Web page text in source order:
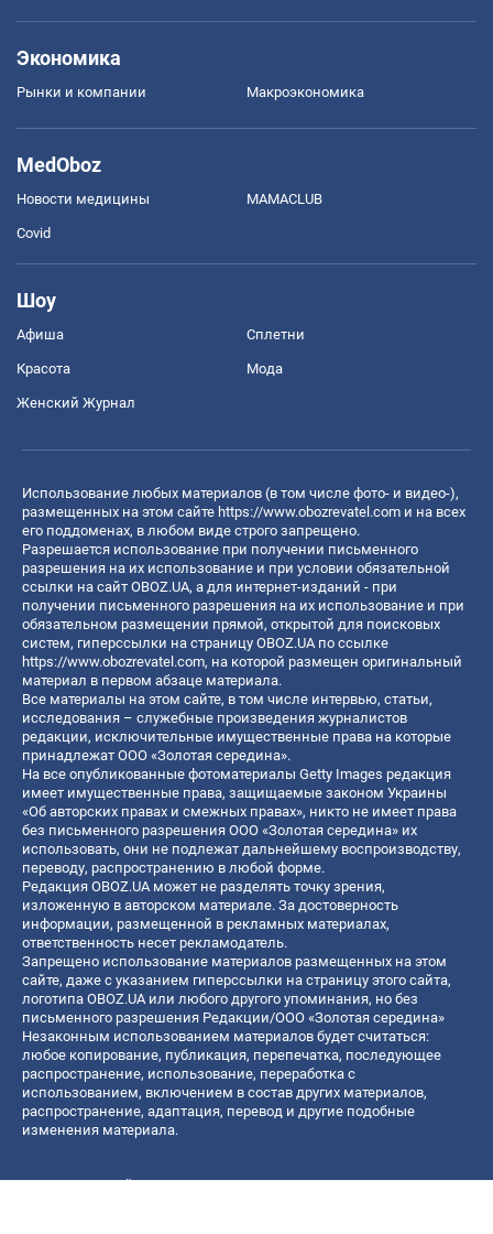
Экономика
Рынки и компании Mакроэкономика
MedOboz
Новости медицины MAMACLUB
Covid
Шоу
Афиша Сплетни
Красота Мода
Женский Журнал
Использование любых материалов (в том числе фото- и видео-),
размещенных на этом сайте https://www.obozrevatel.com и на всех
его поддоменах, в любом виде строго запрещено.
Разрешается использование при получении письменного
разрешения на их использование и при условии обязательной
ссылки на сайт OBOZ.UA, а для интернет-изданий - при
получении письменного разрешения на их использование и при
обязательном размещении прямой, открытой для поисковых
систем, гиперссылки на страницу OBOZ.UA по ссылке
https://www.obozrevatel.com, на которой размещен оригинальный
материал в первом абзаце материала.
Все материалы на этом сайте, в том числе интервью, статьи,
исследования – служебные произведения журналистов
редакции, исключительные имущественные права на которые
принадлежат ООО «Золотая середина».
На все опубликованные фотоматериалы Getty Images редакция
имеет имущественные права, защищаемые законом Украины
«Об авторских правах и смежных правах», никто не имеет права
без письменного разрешения ООО «Золотая середина» их
использовать, они не подлежат дальнейшему воспроизводству,
переводу, распространению в любой форме.
Редакция OBOZ.UA может не разделять точку зрения,
изложенную в авторском материале. За достоверность
информации, размещенной в рекламных материалах,
ответственность несет рекламодатель.
Запрещено использование материалов размещенных на этом
сайте, даже с указанием гиперссылки на страницу этого сайта,
логотипа OBOZ.UA или любого другого упоминания, но без
письменного разрешения Редакции/ООО «Золотая середина»
Незаконным использованием материалов будет считаться:
любое копирование, публикация, перепечатка, последующее
распространение, использование, переработка с
использованием, включением в состав других материалов,
распространение, адаптация, перевод и другие подобные
изменения материала.
Название онлайн медиа — «OBOZ.UA»